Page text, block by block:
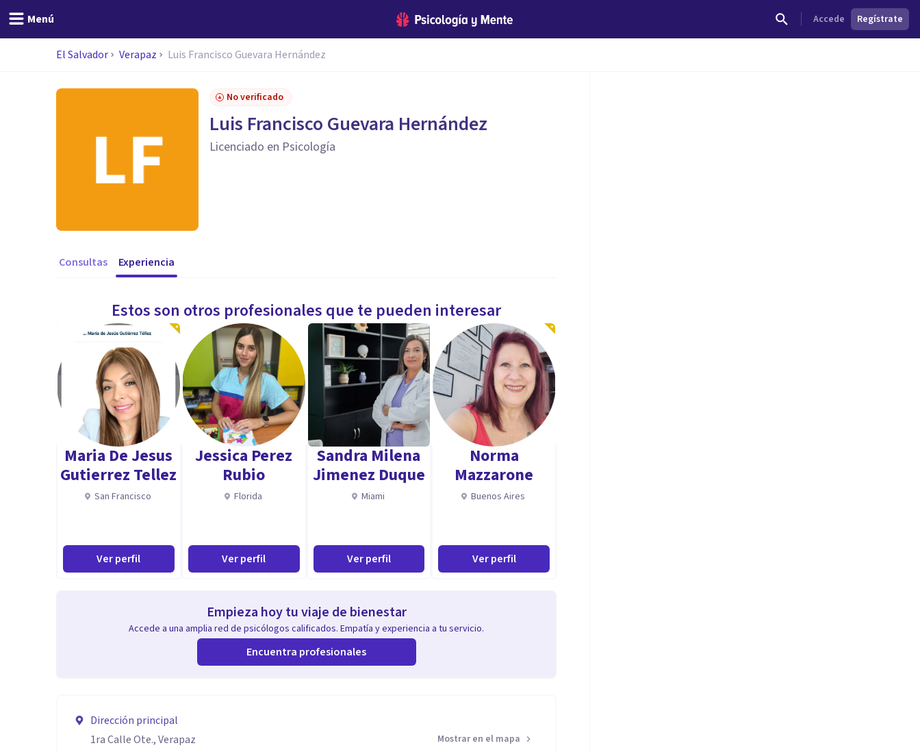
Menú Accede Regístrate
El Salvador Verapaz Luis Francisco Guevara Hernández
No verificado
Luis Francisco Guevara Hernández
Licenciado en Psicología
Consultas Experiencia
Estos son otros profesionales que te pueden interesar
Maria De Jesus
Gutierrez Tellez
San Francisco
Ver perfil
Jessica Perez
Rubio
Florida
Ver perfil
Sandra Milena
Jimenez Duque
Miami
Ver perfil
Norma
Mazzarone
Buenos Aires
Ver perfil
Empieza hoy tu viaje de bienestar
Accede a una amplia red de psicólogos calificados. Empatía y experiencia a tu servicio.
Encuentra profesionales
Dirección principal
1ra Calle Ote., Verapaz
Mostrar en el mapa